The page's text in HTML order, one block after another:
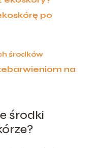
po
środków
na
środki